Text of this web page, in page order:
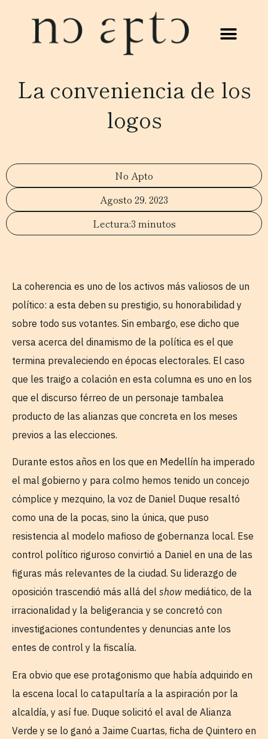
La conveniencia de los
logos
No Apto
Agosto 29, 2023
3 minutos
La coherencia es uno de los activos más valiosos de un
político: a esta deben su prestigio, su honorabilidad y
sobre todo sus votantes. Sin embargo, ese dicho que
versa acerca del dinamismo de la política es el que
termina prevaleciendo en épocas electorales. El caso
que les traigo a colación en esta columna es uno en los
que el discurso férreo de un personaje tambalea
producto de las alianzas que concreta en los meses
previos a las elecciones.
Durante estos años en los que en Medellín ha imperado
el mal gobierno y para colmo hemos tenido un concejo
cómplice y mezquino, la voz de Daniel Duque resaltó
como una de la pocas, sino la única, que puso
resistencia al modelo mafioso de gobernanza local. Ese
control político riguroso convirtió a Daniel en una de las
figuras más relevantes de la ciudad. Su liderazgo de
oposición trascendió más allá del show mediático, de la
irracionalidad y la beligerancia y se concretó con
investigaciones contundentes y denuncias ante los
entes de control y la fiscalía.
Era obvio que ese protagonismo que había adquirido en
la escena local lo catapultaría a la aspiración por la
alcaldía, y así fue. Duque solicitó el aval de Alianza
Verde y se lo ganó a Jaime Cuartas, ficha de Quintero en